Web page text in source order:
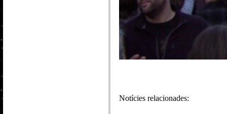
Notícies relacionades: